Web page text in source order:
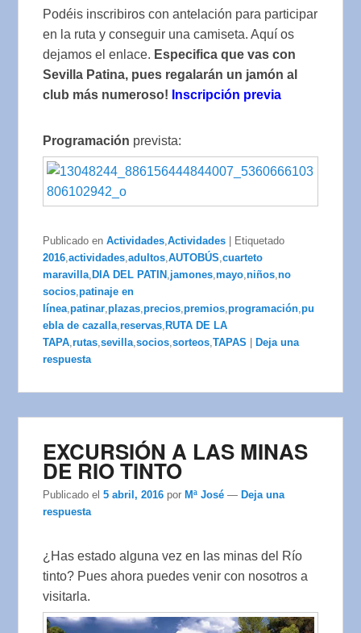
Podéis inscribiros con antelación para participar
en la ruta y conseguir una camiseta. Aquí os
dejamos el enlace. Especifica que vas con
Sevilla Patina, pues regalarán un jamón al
club más numeroso! Inscripción previa
Programación prevista:
Publicado en Actividades ,Actividades | Etiquetado
2016 ,actividades ,adultos ,AUTOBÚS ,cuarteto
maravilla ,DIA DEL PATIN jamones ,mayo ,niños ,no
socios ,patinaje en
línea ,patinar ,plazas ,precios ,premios ,programación ,pu
ebla de cazalla ,reservas ,RUTA DE LA
TAPA ,rutas ,sevilla ,socios ,sorteos ,TAPAS |Deja una
respuesta
EXCURSIÓN A LAS MINAS
DE RIO TINTO
Publicado el5 abril, 2016 por Mª José — Deja una
respuesta
¿Has estado alguna vez en las minas del Río
tinto? Pues ahora puedes venir con nosotros a
visitarla.